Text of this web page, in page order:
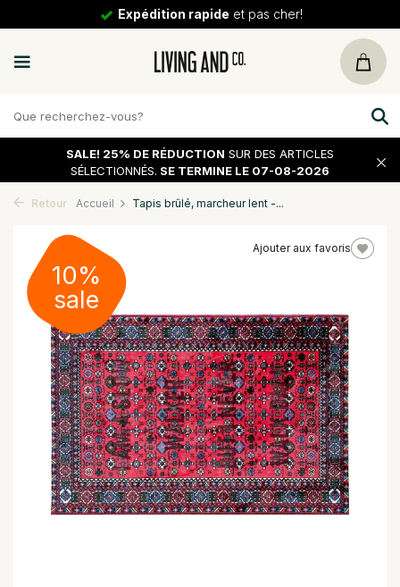
Expédition rapide et pas cher!
SALE! 25% DE RÉDUCTION SUR DES ARTICLES
SÉLECTIONNÉS. SE TERMINE LE 07-08-2026
Retour Accueil Tapis brûlé, marcheur lent -...
Ajouter aux favoris
10%
sale